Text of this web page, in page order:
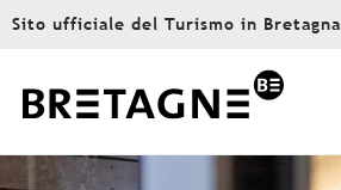
Aller
principal
Sito ufficiale del Turismo in Bretagna